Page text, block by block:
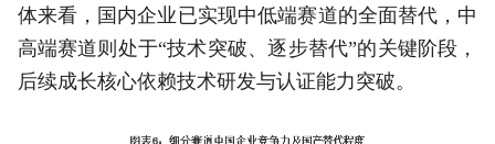
体来看，国内企业已实现中低端赛道的全面替代，中
高端赛道则处于“技术突破、逐步替代”的关键阶段，
后续成长核心依赖技术研发与认证能力突破。